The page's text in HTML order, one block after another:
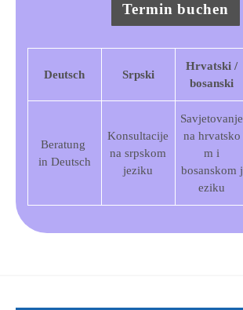
Termin buchen
Deutsch Srpski
Hrvatski /
bosanski
Beratung ​
in Deutsch
Konsultacije
na srpskom
jeziku
Savjetovanje
na hrvatsko
mi
bosanskom j
eziku